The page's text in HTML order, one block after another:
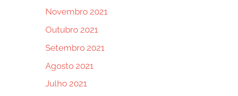
Novembro 2021
Outubro 2021
Setembro 2021
Agosto 2021
Julho 2021